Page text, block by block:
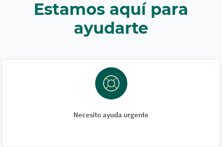
Estamos aquí para
ayudarte
Necesito ayuda urgente